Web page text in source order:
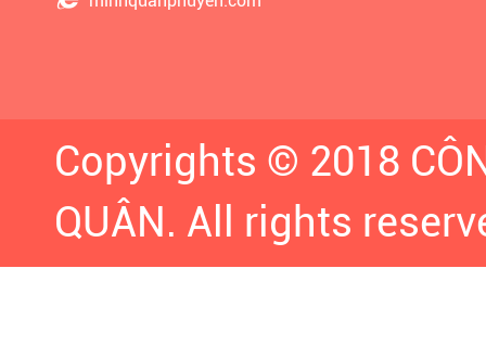
Copyrights © 2018
QUÂN. All rights